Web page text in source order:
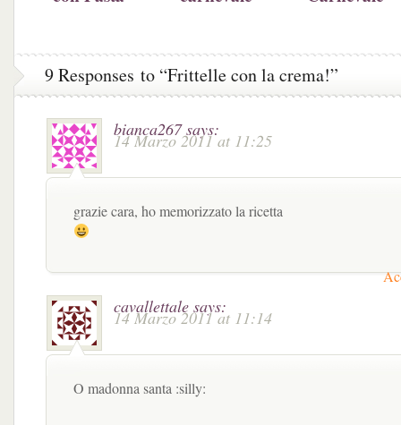
9 Responses to “Frittelle con la crema!”
bianca267 says:
14 Marzo 2011 at 11:25
grazie cara, ho memorizzato la ricetta
cavallettale says:
14 Marzo 2011 at 11:14
O madonna santa :silly: